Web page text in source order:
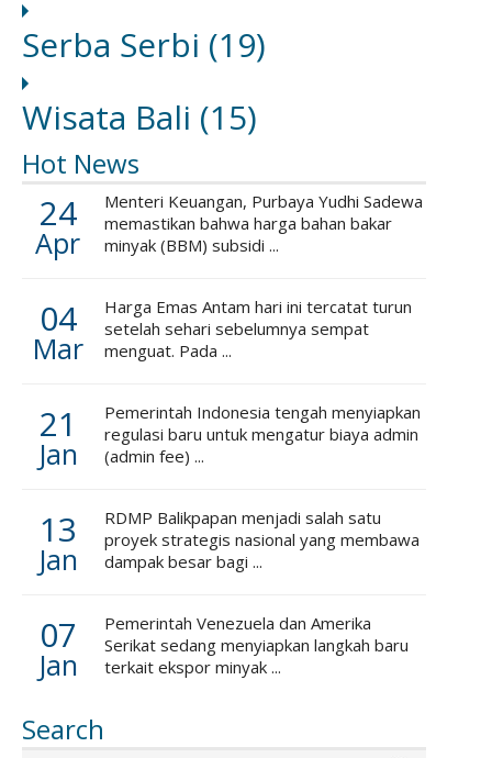
Serba Serbi (19)
Wisata Bali (15)
Hot News
24
Apr
Menteri Keuangan, Purbaya Yudhi Sadewa
memastikan bahwa harga bahan bakar
minyak (BBM) subsidi ...
04
Mar
Harga Emas Antam hari ini tercatat turun
setelah sehari sebelumnya sempat
menguat. Pada ...
21
Jan
Pemerintah Indonesia tengah menyiapkan
regulasi baru untuk mengatur biaya admin
(admin fee) ...
13
Jan
RDMP Balikpapan menjadi salah satu
proyek strategis nasional yang membawa
dampak besar bagi ...
07
Jan
Pemerintah Venezuela dan Amerika
Serikat sedang menyiapkan langkah baru
terkait ekspor minyak ...
Search